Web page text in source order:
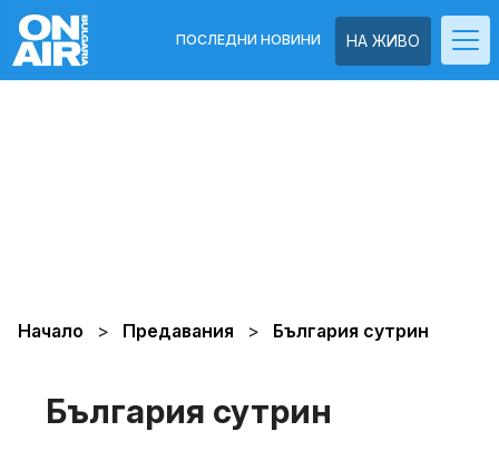
НА ЖИВО
ПОСЛЕДНИ НОВИНИ
Начало Предавания България сутрин
България сутрин